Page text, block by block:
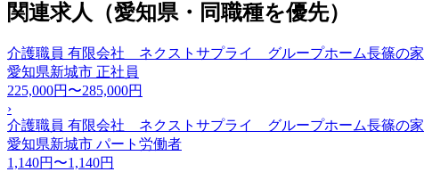
関連求人（愛知県・同職種を優先）
介護職員 有限会社 ネクストサプライ グループホーム長篠の家
愛知県新城市 正社員
225,000円〜285,000円
›
介護職員 有限会社 ネクストサプライ グループホーム長篠の家
愛知県新城市 パート労働者
1,140円〜1,140円